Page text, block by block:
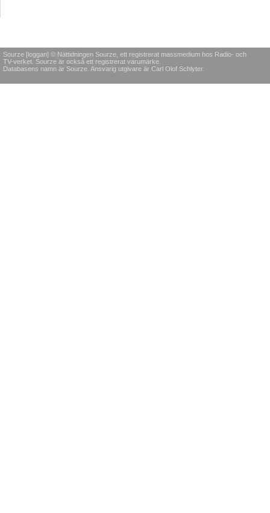
Sourze [loggan] © Nättidningen Sourze, ett registrerat massmedium hos Radio- och
TV-verket. Sourze är också ett registrerat varumärke.
Databasens namn är Sourze. Ansvarig utgivare är Carl Olof Schlyter.